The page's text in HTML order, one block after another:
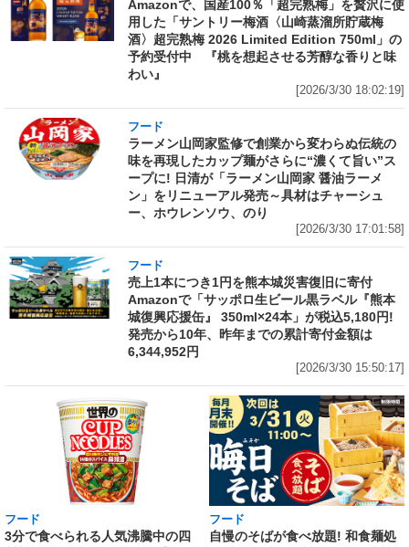
Amazonで、国産100％「超完熟梅」を贅沢に使
用した「サントリー梅酒〈山崎蒸溜所貯蔵梅
酒〉超完熟梅 2026 Limited Edition 750ml」の
予約受付中 『桃を想起させる芳醇な香りと味
わい』
[2026/3/30 18:02:19]
フード
ラーメン山岡家監修で創業から変わらぬ伝統の
味を再現したカップ麺がさらに“濃くて旨い”ス
ープに! 日清が「ラーメン山岡家 醤油ラーメ
ン」をリニューアル発売～具材はチャーシュ
ー、ホウレンソウ、のり
[2026/3/30 17:01:58]
フード
売上1本につき1円を熊本城災害復旧に寄付
Amazonで「サッポロ生ビール黒ラベル『熊本
城復興応援缶』 350ml×24本」が税込5,180円!
発売から10年、昨年までの累計寄付金額は
6,344,952円
[2026/3/30 15:50:17]
フード
3分で食べられる人気沸騰中の四
フード
自慢のそばが食べ放題! 和食麺処